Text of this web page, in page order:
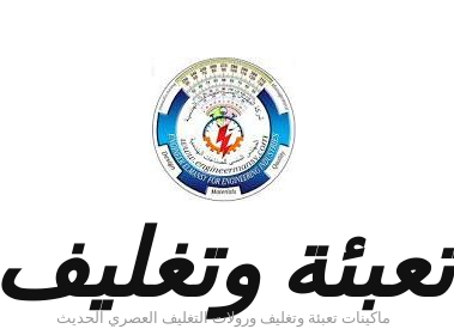
تعبئة وتغليف
ماكينات تعبئة وتغليف ورولات التغليف العصري الحديث